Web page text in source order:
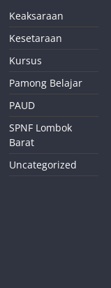
Keaksaraan
Kesetaraan
Kursus
Pamong Belajar
PAUD
SPNF Lombok
Barat
Uncategorized